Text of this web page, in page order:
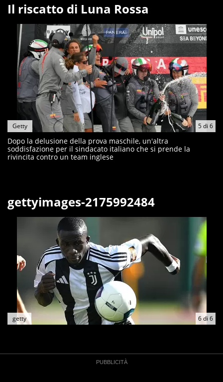
Il riscatto di Luna Rossa
5di 6
Getty
Dopo la delusione della prova maschile, un'altra
soddisfazione per il sindacato italiano che si prende la
rivincita contro un team inglese
gettyimages-2175992484
6di 6
getty